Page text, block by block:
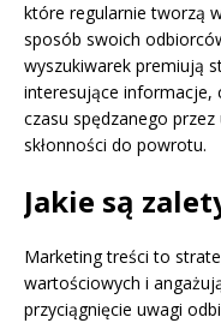
które regularnie tworzą
sposób swoich
wyszukiwarek premiują
interesujące informacje,
czasu spędzanego
skłonności do powrotu.
Jakie są
Marketing treści to
wartościowych i
przyciągnięcie uwagi